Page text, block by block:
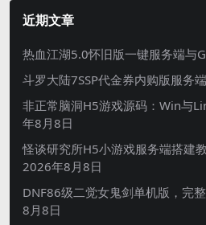
近期文章
热血江湖5.0怀旧版一键服务端与
斗罗大陆7SSP代金券内购版服务
非正常脑洞H5游戏源码：Win与
年8月8日
怪谈研究所H5小游戏服务端搭建
2026年8月8日
DNF86级二觉女鬼剑单机版，完
8月8日